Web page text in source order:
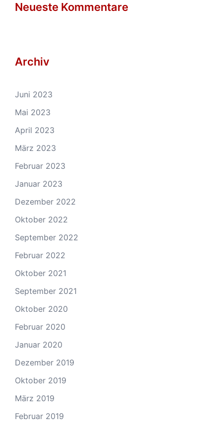
Neueste Kommentare
Archiv
Juni 2023
Mai 2023
April 2023
März 2023
Februar 2023
Januar 2023
Dezember 2022
Oktober 2022
September 2022
Februar 2022
Oktober 2021
September 2021
Oktober 2020
Februar 2020
Januar 2020
Dezember 2019
Oktober 2019
März 2019
Februar 2019